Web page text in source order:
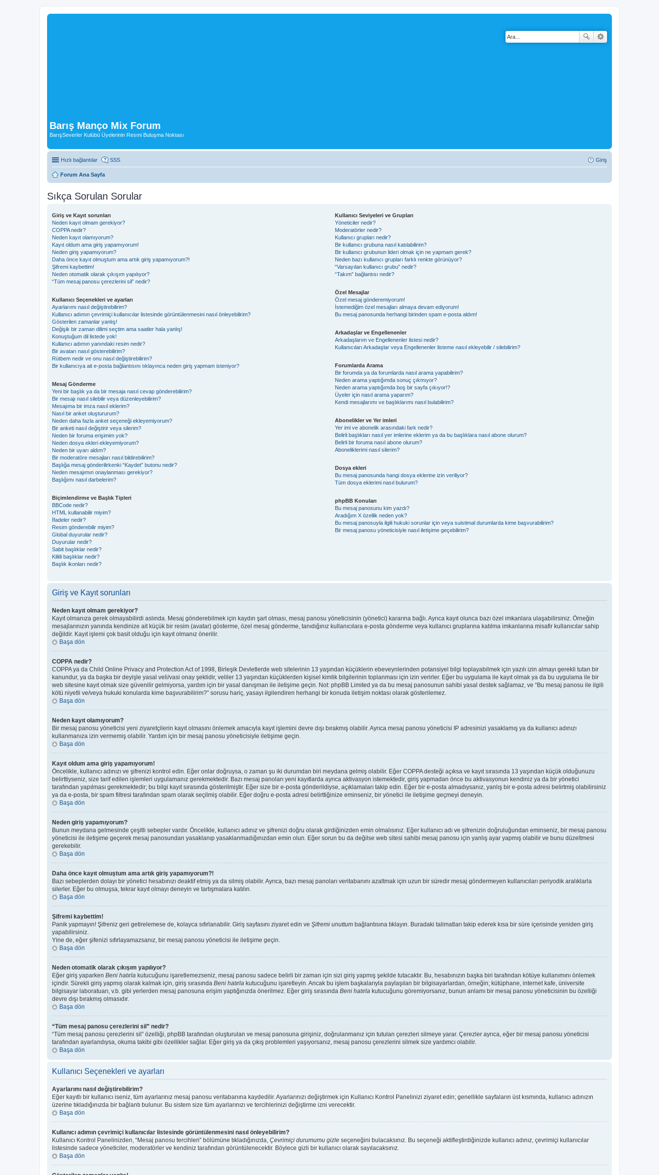
Barış Manço Mix Forum
BarışSeverler Kulübü Üyelerinin Resmi Buluşma Noktası
Hızlı bağlantılar SSS Giriş
Forum Ana Sayfa
Sıkça Sorulan Sorular
Giriş ve Kayıt sorunları
Neden kayıt olmam gerekiyor?
COPPA nedir?
Neden kayıt olamıyorum?
Kayıt oldum ama giriş yapamıyorum!
Neden giriş yapamıyorum?
Daha önce kayıt olmuştum ama artık giriş yapamıyorum?!
Şifremi kaybettim!
Neden otomatik olarak çıkışım yapılıyor?
“Tüm mesaj panosu çerezlerini sil” nedir?
Kullanıcı Seçenekleri ve ayarları
Ayarlarımı nasıl değiştirebilirim?
Kullanıcı adımın çevrimiçi kullanıcılar listesinde görüntülenmesini nasıl önleyebilirim?
Gösterilen zamanlar yanlış!
Değişik bir zaman dilimi seçtim ama saatler hala yanlış!
Konuştuğum dil listede yok!
Kullanıcı adımın yanındaki resim nedir?
Bir avatarı nasıl gösterebilirim?
Rütbem nedir ve onu nasıl değiştirebilirim?
Bir kullanıcıya ait e-posta bağlantısını tıklayınca neden giriş yapmam isteniyor?
Mesaj Gönderme
Yeni bir başlık ya da bir mesaja nasıl cevap gönderebilirim?
Bir mesajı nasıl silebilir veya düzenleyebilirim?
Mesajıma bir imza nasıl eklerim?
Nasıl bir anket oluştururum?
Neden daha fazla anket seçeneği ekleyemiyorum?
Bir anketi nasıl değiştirir veya silerim?
Neden bir foruma erişimim yok?
Neden dosya ekleri ekleyemiyorum?
Neden bir uyarı aldım?
Bir moderatöre mesajları nasıl bildirebilirim?
Başlığa mesaj gönderilirkenki “Kaydet” butonu nedir?
Neden mesajımın onaylanması gerekiyor?
Başlığımı nasıl darbelerim?
Biçimlendirme ve Başlık Tipleri
BBCode nedir?
HTML kullanabilir miyim?
İfadeler nedir?
Resim gönderebilir miyim?
Global duyurular nedir?
Duyurular nedir?
Sabit başlıklar nedir?
Kilitli başlıklar nedir?
Başlık ikonları nedir?
Kullanıcı Seviyeleri ve Grupları
Yöneticiler nedir?
Moderatörler nedir?
Kullanıcı grupları nedir?
Bir kullanıcı grubuna nasıl katılabilirim?
Bir kullanıcı grubunun lideri olmak için ne yapmam gerek?
Neden bazı kullanıcı grupları farklı renkte görünüyor?
“Varsayılan kullanıcı grubu” nedir?
“Takım” bağlantısı nedir?
Özel Mesajlar
Özel mesaj gönderemiyorum!
İstemediğim özel mesajları almaya devam ediyorum!
Bu mesaj panosunda herhangi birinden spam e-posta aldım!
Arkadaşlar ve Engellenenler
Arkadaşlarım ve Engellenenler listesi nedir?
Kullanıcıları Arkadaşlar veya Engellenenler listeme nasıl ekleyebilir / silebilirim?
Forumlarda Arama
Bir forumda ya da forumlarda nasıl arama yapabilirim?
Neden arama yaptığımda sonuç çıkmıyor?
Neden arama yaptığımda boş bir sayfa çıkıyor!?
Üyeler için nasıl arama yaparım?
Kendi mesajlarımı ve başlıklarımı nasıl bulabilirim?
Abonelikler ve Yer imleri
Yer imi ve abonelik arasındaki fark nedir?
Belirli başlıkları nasıl yer imlerine eklerim ya da bu başlıklara nasıl abone olurum?
Belirli bir foruma nasıl abone olurum?
Aboneliklerimi nasıl silerim?
Dosya ekleri
Bu mesaj panosunda hangi dosya eklerine izin veriliyor?
Tüm dosya eklerimi nasıl bulurum?
phpBB Konuları
Bu mesaj panosunu kim yazdı?
Aradığım X özellik neden yok?
Bu mesaj panosuyla ilgili hukuki sorunlar için veya suistimal durumlarda kime başvurabilirim?
Bir mesaj panosu yöneticisiyle nasıl iletişime geçebilirim?
Giriş ve Kayıt sorunları
Neden kayıt olmam gerekiyor?
Kayıt olmanıza gerek olmayabilirdi aslında. Mesaj gönderebilmek için kaydın şart olması, mesaj panosu yöneticisinin (yönetici) kararına bağlı. Ayrıca kayıt olunca bazı özel imkanlara ulaşabilirsiniz. Örneğin
mesajlarınızın yanında kendinize ait küçük bir resim (avatar) gösterme, özel mesaj gönderme, tanıdığınız kullanıcılara e-posta gönderme veya kullanıcı gruplarına katılma imkanlarına misafir kullanıcılar sahip
değildir. Kayıt işlemi çok basit olduğu için kayıt olmanız önerilir.
Başa dön
COPPA nedir?
COPPA ya da Child Online Privacy and Protection Act of 1998, Birleşik Devletlerde web sitelerinin 13 yaşından küçüklerin ebeveynlerinden potansiyel bilgi toplayabilmek için yazılı izin almayı gerekli tutan bir
kanundur, ya da başka bir deyişle yasal veli/vasi onay şeklidir, veliler 13 yaşından küçüklerden kişisel kimlik bilgilerinin toplanması için izin verirler. Eğer bu uygulama ile kayıt olmak ya da bu uygulama ile bir
web sitesine kayıt olmak size güvenilir gelmiyorsa, yardım için bir yasal danışman ile iletişime geçin. Not: phpBB Limited ya da bu mesaj panosunun sahibi yasal destek sağlamaz, ve “Bu mesaj panosu ile ilgili
kötü niyetli ve/veya hukuki konularda kime başvurabilirim?” sorusu hariç, yasayı ilgilendiren herhangi bir konuda iletişim noktası olarak gösterilemez.
Başa dön
Neden kayıt olamıyorum?
Bir mesaj panosu yöneticisi yeni ziyaretçilerin kayıt olmasını önlemek amacıyla kayıt işlemini devre dışı bırakmış olabilir. Ayrıca mesaj panosu yöneticisi IP adresinizi yasaklamış ya da kullanıcı adınızı
kullanmanıza izin vermemiş olabilir. Yardım için bir mesaj panosu yöneticisiyle iletişime geçin.
Başa dön
Kayıt oldum ama giriş yapamıyorum!
Öncelikle, kullanıcı adınızı ve şifrenizi kontrol edin. Eğer onlar doğruysa, o zaman şu iki durumdan biri meydana gelmiş olabilir. Eğer COPPA desteği açıksa ve kayıt sırasında 13 yaşından küçük olduğunuzu
belirttiyseniz, size tarif edilen işlemleri uygulamanız gerekmektedir. Bazı mesaj panoları yeni kayıtlarda ayrıca aktivasyon istemektedir, giriş yapmadan önce bu aktivasyonun kendiniz ya da bir yönetici
tarafından yapılması gerekmektedir; bu bilgi kayıt sırasında gösterilmiştir. Eğer size bir e-posta gönderildiyse, açıklamaları takip edin. Eğer bir e-posta almadıysanız, yanlış bir e-posta adresi belirtmiş olabilirsiniz
ya da e-posta, bir spam filtresi tarafından spam olarak seçilmiş olabilir. Eğer doğru e-posta adresi belirttiğinize eminseniz, bir yönetici ile iletişime geçmeyi deneyin.
Başa dön
Neden giriş yapamıyorum?
Bunun meydana gelmesinde çeşitli sebepler vardır. Öncelikle, kullanıcı adınız ve şifrenizi doğru olarak girdiğinizden emin olmalısınız. Eğer kullanıcı adı ve şifrenizin doğruluğundan eminseniz, bir mesaj panosu
yöneticisi ile iletişime geçerek mesaj panosundan yasaklanıp yasaklanmadığınızdan emin olun. Eğer sorun bu da değilse web sitesi sahibi mesaj panosu için yanlış ayar yapmış olabilir ve bunu düzeltmesi
gerekebilir.
Başa dön
Daha önce kayıt olmuştum ama artık giriş yapamıyorum?!
Bazı sebeplerden dolayı bir yönetici hesabınızı deaktif etmiş ya da silmiş olabilir. Ayrıca, bazı mesaj panoları veritabanını azaltmak için uzun bir süredir mesaj göndermeyen kullanıcıları periyodik aralıklarla
silerler. Eğer bu olmuşsa, tekrar kayıt olmayı deneyin ve tartışmalara katılın.
Başa dön
Şifremi kaybettim!
Panik yapmayın! Şifreniz geri getirelemese de, kolayca sıfırlanabilir. Giriş sayfasını ziyaret edin ve Şifremi unuttum bağlantısına tıklayın. Buradaki talimatları takip ederek kısa bir süre içerisinde yeniden giriş
yapabilirsiniz.
Yine de, eğer şifenizi sıfırlayamazsanız, bir mesaj panosu yöneticisi ile iletişime geçin.
Başa dön
Neden otomatik olarak çıkışım yapılıyor?
Eğer giriş yaparken Beni hatırla kutucuğunu işaretlemezseniz, mesaj panosu sadece belirli bir zaman için sizi giriş yapmış şekilde tutacaktır. Bu, hesabınızın başka biri tarafından kötüye kullanımını önlemek
içindir. Sürekli giriş yapmış olarak kalmak için, giriş sırasında Beni hatırla kutucuğunu işaretleyin. Ancak bu işlem başkalarıyla paylaşılan bir bilgisayarlardan, örneğin; kütüphane, internet kafe, üniversite
bilgisayar laboratuarı, v.b. gibi yerlerden mesaj panosuna erişim yaptığınızda önerilmez. Eğer giriş sırasında Beni hatırla kutucuğunu göremiyorsanız, bunun anlamı bir mesaj panosu yöneticisinin bu özelliği
devre dışı bırakmış olmasıdır.
Başa dön
“Tüm mesaj panosu çerezlerini sil” nedir?
“Tüm mesaj panosu çerezlerini sil” özelliği, phpBB tarafından oluşturulan ve mesaj panosuna girişiniz, doğrulanmanız için tutulan çerezleri silmeye yarar. Çerezler ayrıca, eğer bir mesaj panosu yöneticisi
tarafından ayarlandıysa, okuma takibi gibi özellikler sağlar. Eğer giriş ya da çıkış problemleri yaşıyorsanız, mesaj panosu çerezlerini silmek size yardımcı olabilir.
Başa dön
Kullanıcı Seçenekleri ve ayarları
Ayarlarımı nasıl değiştirebilirim?
Eğer kayıtlı bir kullanıcı iseniz, tüm ayarlarınız mesaj panosu veritabanına kaydedilir. Ayarlarınızı değiştirmek için Kullanıcı Kontrol Panelinizi ziyaret edin; genellikle sayfaların üst kısmında, kullanıcı adınızın
üzerine tıkladığınızda bir bağlantı bulunur. Bu sistem size tüm ayarlarınızı ve tercihlerinizi değiştirme izni verecektir.
Başa dön
Kullanıcı adımın çevrimiçi kullanıcılar listesinde görüntülenmesini nasıl önleyebilirim?
Kullanıcı Kontrol Panelinizden, “Mesaj panosu tercihleri” bölümüne tıkladığınızda, Çevrimiçi durumumu gizle seçeneğini bulacaksınız. Bu seçeneği aktifleştirdiğinizde kullanıcı adınız, çevrimiçi kullanıcılar
listesinde sadece yöneticiler, moderatörler ve kendiniz tarafından görüntülenecektir. Böylece gizli bir kullanıcı olarak sayılacaksınız.
Başa dön